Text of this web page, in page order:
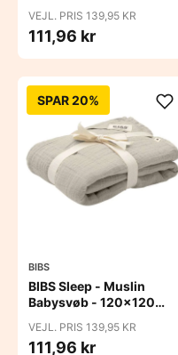
VEJL. PRIS 139,95 KR
111,96 kr
SPAR 20%
BIBS
BIBS Sleep - Muslin
Babysvøb - 120x120
VEJL. PRIS 139,95 KR
111,96 kr